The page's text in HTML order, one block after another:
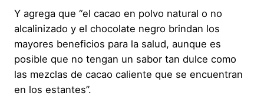
Y agrega que “el cacao en polvo natural o no
alcalinizado y el chocolate negro brindan los
mayores beneficios para la salud, aunque es
posible que no tengan un sabor tan dulce como
las mezclas de cacao caliente que se encuentran
en los estantes”.